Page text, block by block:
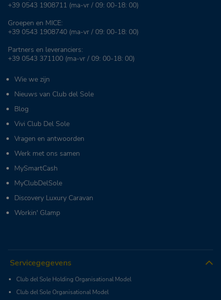
+39 0543 1908711 (ma-vr / 09: 00-18: 00)
Groepen en MICE:
+39 0543 1908740 (ma-vr / 09: 00-18: 00)
Partners en leveranciers:
+39 0543 371100 (ma-vr / 09: 00-18: 00)
Wie we zijn
Nieuws van Club del Sole
Blog
Vivi Club Del Sole
Vragen en antwoorden
Werk met ons samen
MySmartCash
MyClubDelSole
Discovery Luxury Caravan
Workin' Glamp
Servicegegevens
Club del Sole Holding Organisational Model
Club del Sole Organisational Model